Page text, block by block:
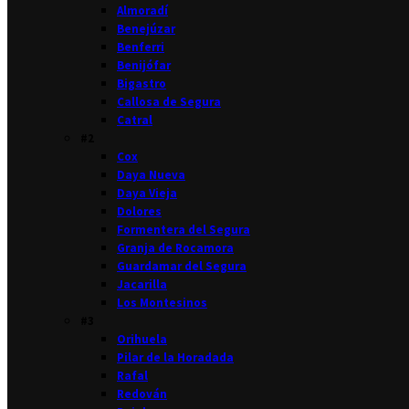
Almoradí
Benejúzar
Benferri
Benijófar
Bigastro
Callosa de Segura
Catral
Cox
Daya Nueva
Daya Vieja
Dolores
Formentera del Segura
Granja de Rocamora
Guardamar del Segura
Jacarilla
Los Montesinos
Orihuela
Pilar de la Horadada
Rafal
Redován